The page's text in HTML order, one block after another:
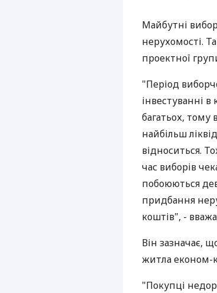
Майбутні
нерухомості.
проектної
"Період
інвестуванні
багатьох, тому
найбільш
відноситься.
час виборів
побоюються
придбання
коштів", -
Він зазначає,
житла економ-
"Покупці